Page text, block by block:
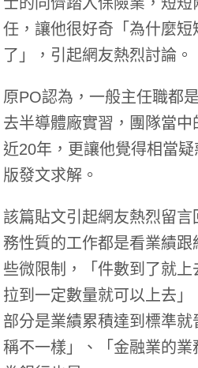
任，讓他很好奇「為什麼
了」，引起網友熱烈討論。
原PO認為，一般主任職都
去半導體廠實習，團隊當
近20年，更讓他覺得相當疑
版發文求解。
該篇貼文引起網友熱烈留
務性質的工作都是看業績
些微限制，「件數到了就
拉到一定數量就可以上去
部分是業績累積達到標準
稱不一樣」、「金融業的